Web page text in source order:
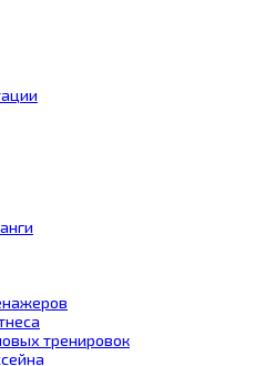
тренировок